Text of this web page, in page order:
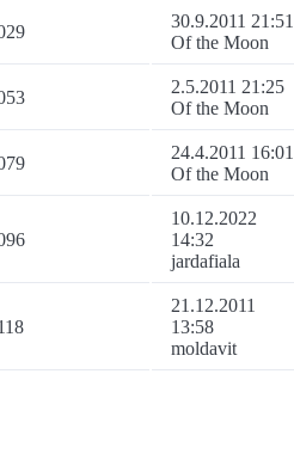
30.9.2011 21:51
Of the Moon
2.5.2011 21:25
Of the Moon
24.4.2011 16:01
Of the Moon
10.12.2022
14:32
jardafiala
21.12.2011
13:58
moldavit